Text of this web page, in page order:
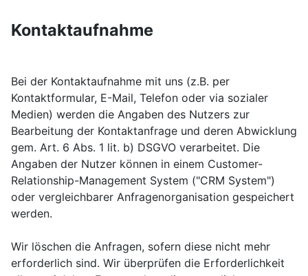
Kontaktaufnahme
Bei der Kontaktaufnahme mit uns (z.B. per
Kontaktformular, E-Mail, Telefon oder via sozialer
Medien) werden die Angaben des Nutzers zur
Bearbeitung der Kontaktanfrage und deren Abwicklung
gem. Art. 6 Abs. 1 lit. b) DSGVO verarbeitet. Die
Angaben der Nutzer können in einem Customer-
Relationship-Management System ("CRM System")
oder vergleichbarer Anfragenorganisation gespeichert
werden.
Wir löschen die Anfragen, sofern diese nicht mehr
erforderlich sind. Wir überprüfen die Erforderlichkeit